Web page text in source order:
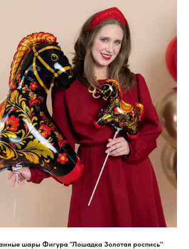
шары Фигура "Лошадка Золотая роспись"